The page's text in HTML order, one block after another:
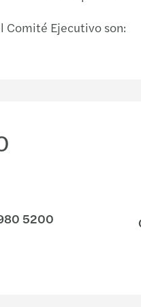
Comité Ejecutivo son:
5200